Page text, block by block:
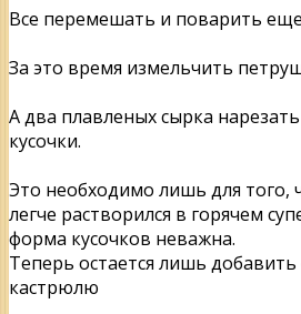
Все перемешать и поварить
За это время измельчить
А два плавленых сырка
кусочки.
Это необходимо лишь для того,
легче растворился в горячем
форма кусочков неважна.
Теперь остается лишь
кастрюлю